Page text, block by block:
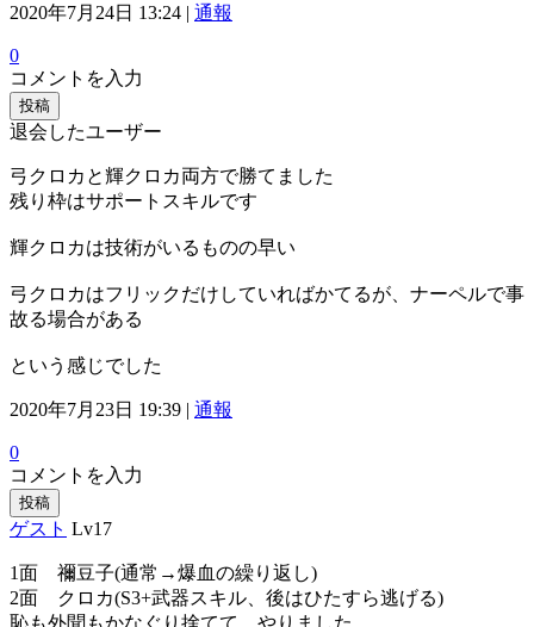
2020年7月24日 13:24 | 通報
0
コメントを入力
投稿
退会したユーザー
弓クロカと輝クロカ両方で勝てました
残り枠はサポートスキルです
輝クロカは技術がいるものの早い
弓クロカはフリックだけしていればかてるが、ナーペルで事
故る場合がある
という感じでした
2020年7月23日 19:39 | 通報
0
コメントを入力
投稿
ゲスト Lv17
1面 禰豆子(通常→爆血の繰り返し)
2面 クロカ(S3+武器スキル、後はひたすら逃げる)
恥も外聞もかなぐり捨てて、やりました。